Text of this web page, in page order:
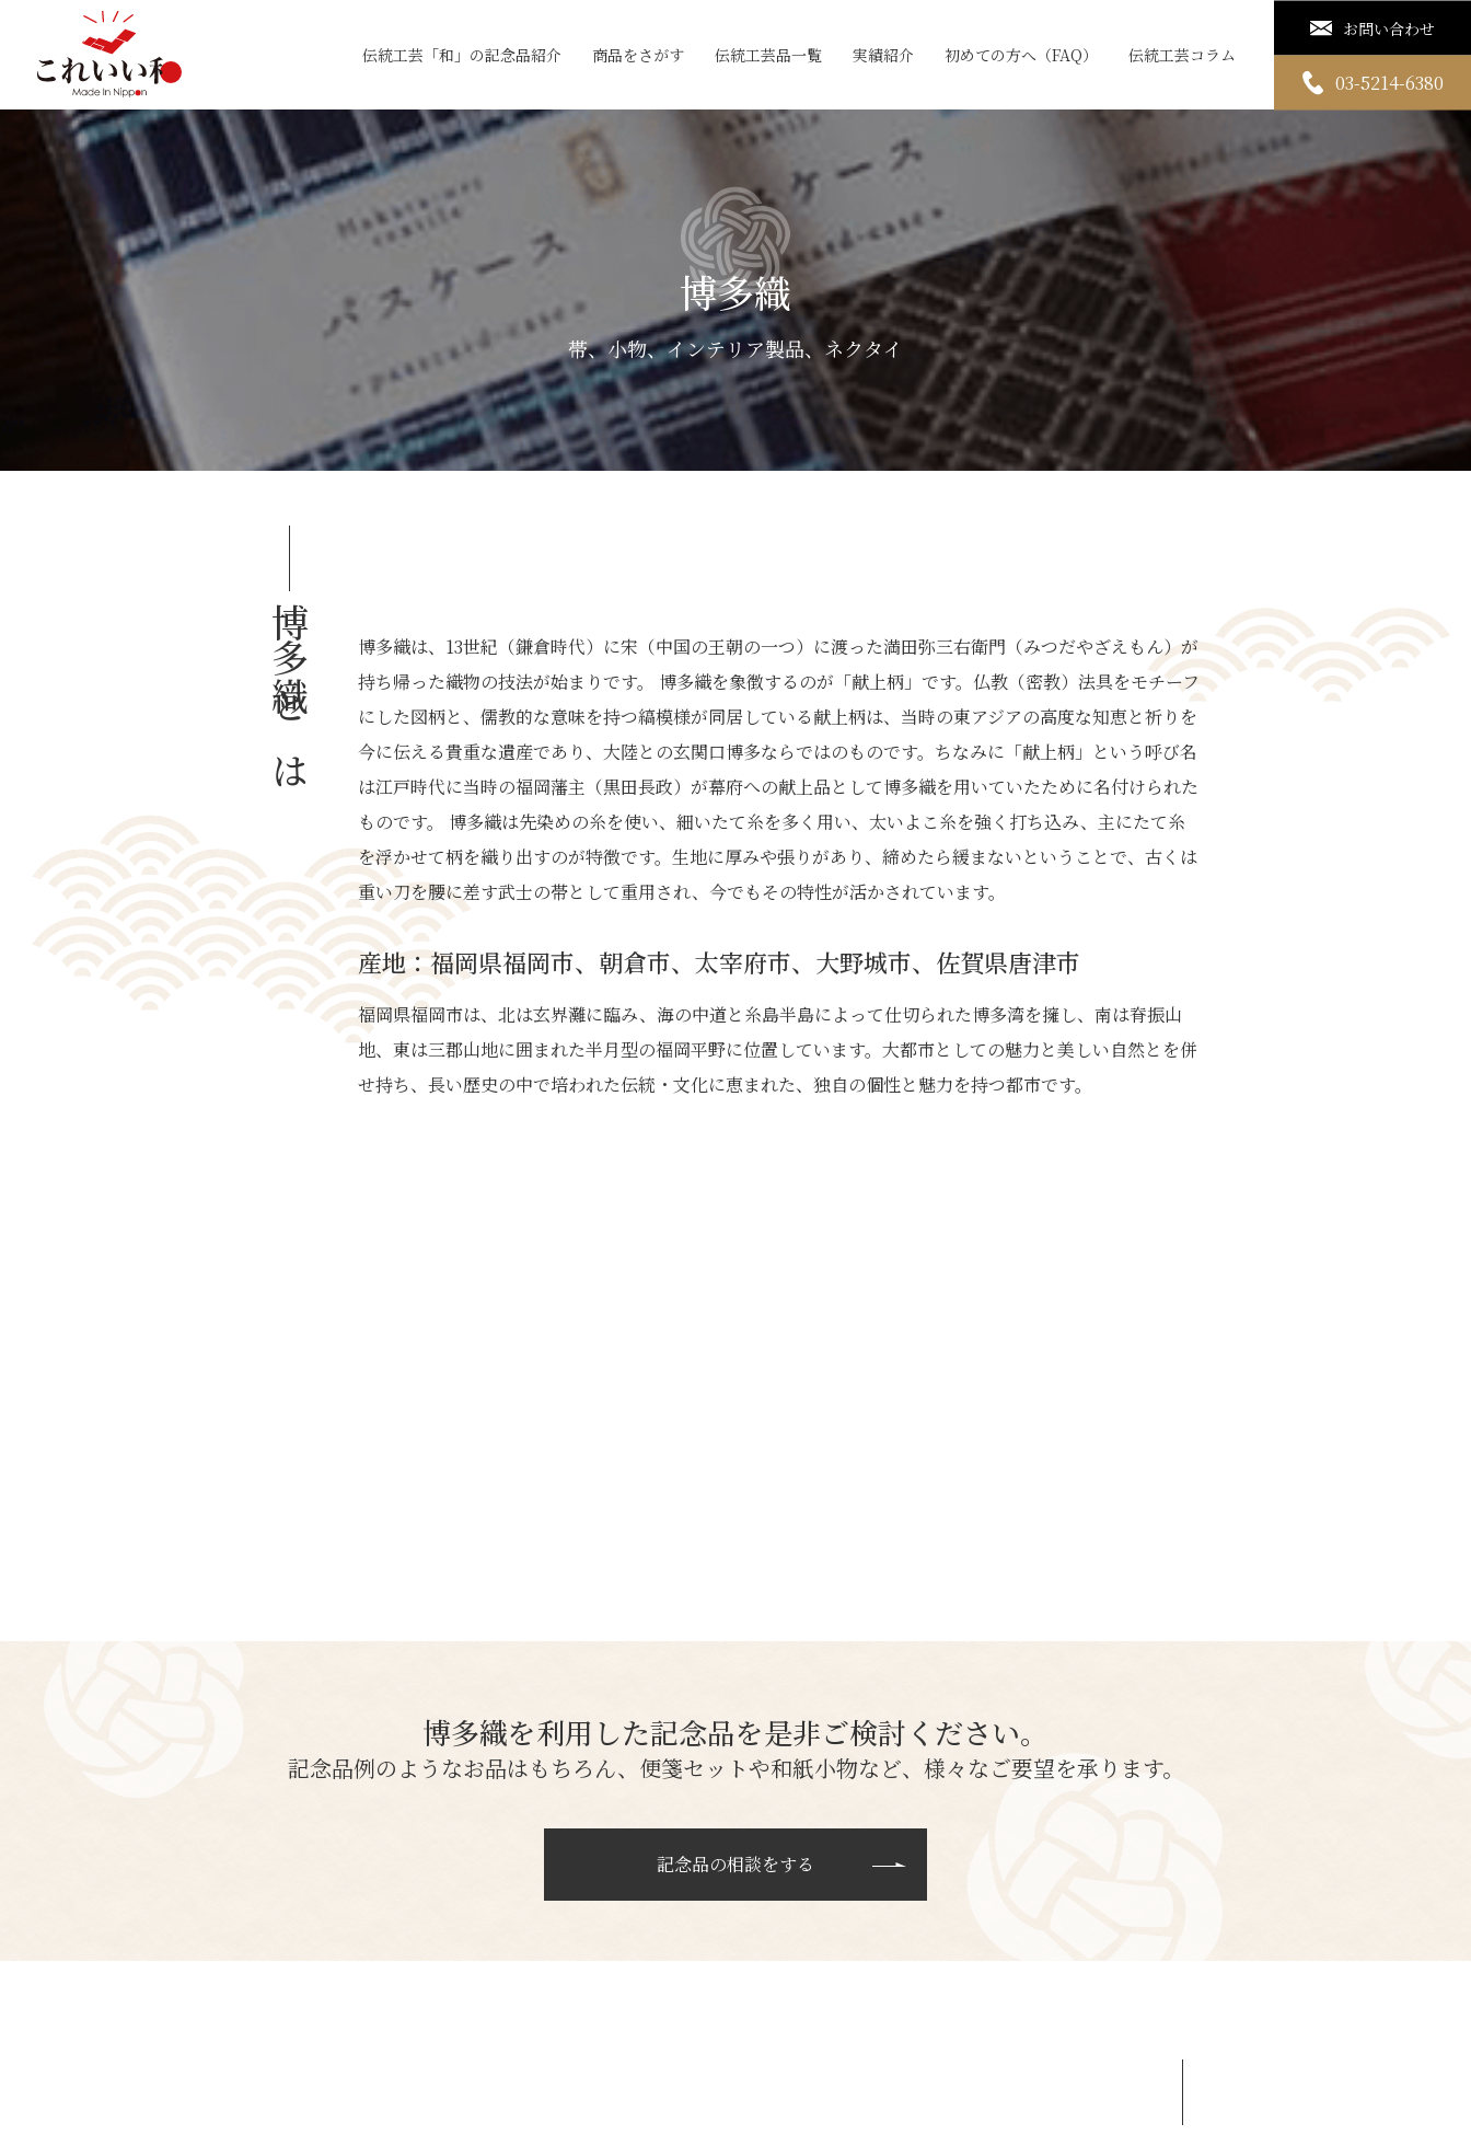
伝統工芸「和」の記念品紹介 商品をさがす 伝統工芸品一覧 実績紹介 初めての方へ（FAQ） 伝統工芸コラム
お問い合わせ
03-5214-6380
博多織
帯、小物、インテリア製品、ネクタイ
博多織とは
博多織は、13世紀（鎌倉時代）に宋（中国の王朝の一つ）に渡った満田弥三右衛門（みつだやざえもん）が
持ち帰った織物の技法が始まりです。 博多織を象徴するのが「献上柄」です。仏教（密教）法具をモチーフ
にした図柄と、儒教的な意味を持つ縞模様が同居している献上柄は、当時の東アジアの高度な知恵と祈りを
今に伝える貴重な遺産であり、大陸との玄関口博多ならではのものです。ちなみに「献上柄」という呼び名
は江戸時代に当時の福岡藩主（黒田長政）が幕府への献上品として博多織を用いていたために名付けられた
ものです。 博多織は先染めの糸を使い、細いたて糸を多く用い、太いよこ糸を強く打ち込み、主にたて糸
を浮かせて柄を織り出すのが特徴です。生地に厚みや張りがあり、締めたら緩まないということで、古くは
重い刀を腰に差す武士の帯として重用され、今でもその特性が活かされています。
産地：福岡県福岡市、朝倉市、太宰府市、大野城市、佐賀県唐津市
福岡県福岡市は、北は玄界灘に臨み、海の中道と糸島半島によって仕切られた博多湾を擁し、南は脊振山
地、東は三郡山地に囲まれた半月型の福岡平野に位置しています。大都市としての魅力と美しい自然とを併
せ持ち、長い歴史の中で培われた伝統・文化に恵まれた、独自の個性と魅力を持つ都市です。
博多織を利用した記念品を是非ご検討ください。
記念品例のようなお品はもちろん、便箋セットや和紙小物など、様々なご要望を承ります。
記念品の相談をする